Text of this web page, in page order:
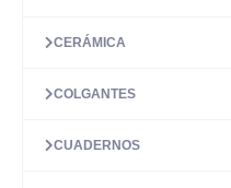
CERÁMICA
COLGANTES
CUADERNOS